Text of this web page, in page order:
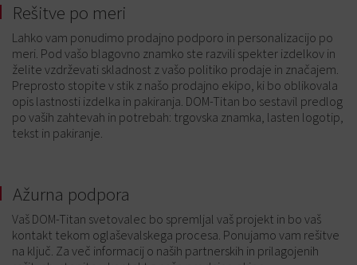
Rešitve po meri
Lahko vam ponudimo prodajno podporo in personalizacijo po
meri. Pod vašo blagovno znamko ste razvili spekter izdelkov in
želite vzdrževati skladnost z vašo politiko prodaje in značajem.
Preprosto stopite v stik z našo prodajno ekipo, ki bo oblikovala
opis lastnosti izdelka in pakiranja. DOM-Titan bo sestavil predlog
po vaših zahtevah in potrebah: trgovska znamka, lasten logotip,
tekst in pakiranje.
Ažurna podpora
Vaš DOM-Titan svetovalec bo spremljal vaš projekt in bo vaš
kontakt tekom oglaševalskega procesa. Ponujamo vam rešitve
na ključ. Za več informacij o naših partnerskih in prilagojenih